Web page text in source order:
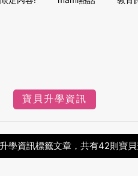
寶貝升學資訊
學資訊標籤文章，共有42則寶